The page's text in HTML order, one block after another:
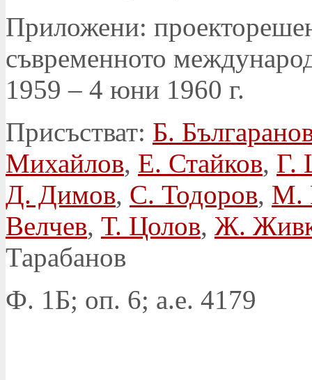
Приложени:
съвременното
1959 – 4 юни 1960 г.
Присъстват: Б.
Михайлов, Е. Стайков, Г.
Д. Димов, С. Тодоров, М.
Велчев, Т. Цолов, Ж.
Тарабанов
Ф. 1Б; оп. 6; а.е. 4179